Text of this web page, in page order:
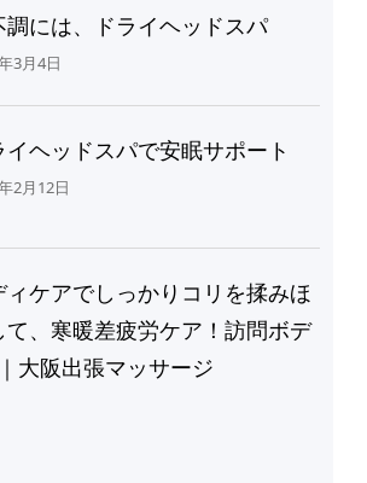
調には、ドライヘッドスパ
3月4日
イヘッドスパで安眠サポート
2月12日
ィケアでしっかりコリを揉みほ
て、寒暖差疲労ケア！訪問ボデ
大阪出張マッサージ